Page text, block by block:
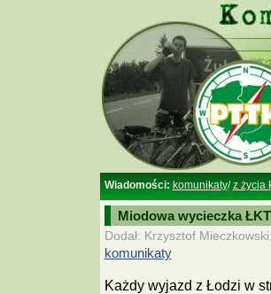
Wiadomości: komunikaty/z życia
Miodowa wycieczka
Dodał: Krzysztof
komunikaty
Każdy wyjazd z Łodzi w